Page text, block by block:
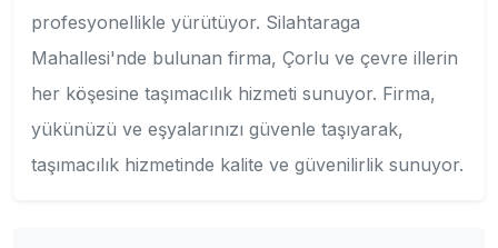
profesyonellikle yürütüyor. Silahtaraga
Mahallesi'nde bulunan firma, Çorlu ve çevre illerin
her köşesine taşımacılık hizmeti sunuyor. Firma,
yükünüzü ve eşyalarınızı güvenle taşıyarak,
taşımacılık hizmetinde kalite ve güvenilirlik sunuyor.